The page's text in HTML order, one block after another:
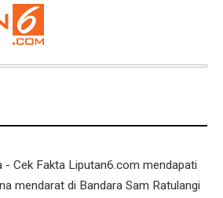
- Cek Fakta Liputan6.com mendapati
mendarat di Bandara Sam Ratulangi